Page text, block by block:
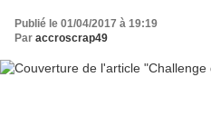
Publié le 01/04/2017 à 19:19
Par accroscrap49